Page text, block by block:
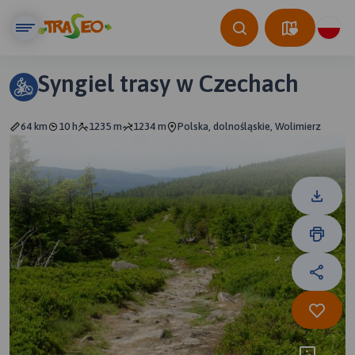
Syngiel trasy w Czechach
64 km 10 h 1235 m 1234 m Polska, dolnośląskie, Wolimierz